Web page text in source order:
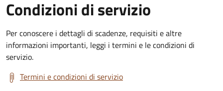
Condizioni di servizio
Per conoscere i dettagli di scadenze, requisiti e altre
informazioni importanti, leggi i termini e le condizioni di
servizio.
Termini e condizioni di servizio